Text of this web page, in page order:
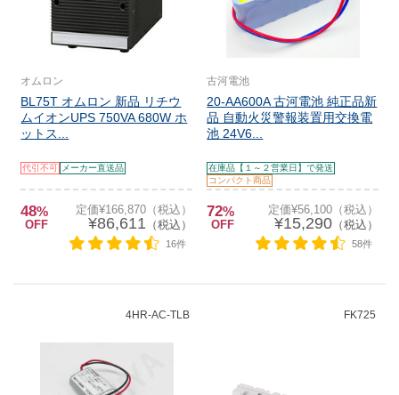
オムロン
BL75T オムロン 新品 リチウ
ムイオンUPS 750VA 680W ホ
ットス...
代引不可 メーカー直送品
48%
OFF
定価¥166,870（税込）
¥86,611 （税込）
16件
古河電池
20-AA600A 古河電池 純正品新
品 自動火災警報装置用交換電
池 24V6...
在庫品【１～２営業日】で発送
コンパクト商品
72%
OFF
定価¥56,100（税込）
¥15,290（税込）
58件
4HR-AC-TLB FK725